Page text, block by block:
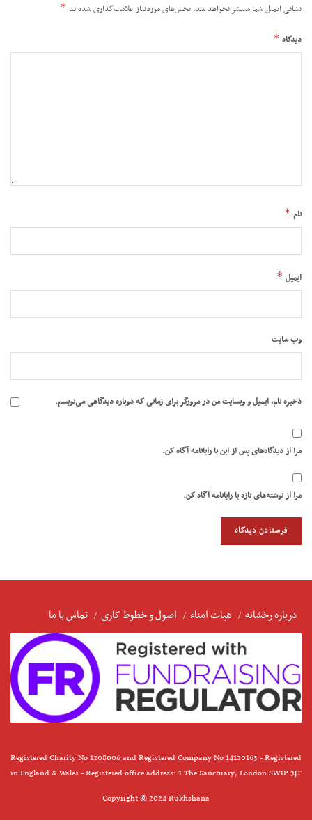
نشانی ایمیل شما منتشر نخواهد شد. بخش‌های موردنیاز علامت‌گذاری شده‌اند *
دیدگاه *
نام *
ایمیل *
وب‌ سایت
ذخیره نام، ایمیل و وبسایت من در مرورگر برای زمانی که دوباره دیدگاهی می‌نویسم.
مرا از دیدگاه‌های پس از این با رایانامه آگاه کن.
مرا از نوشته‌های تازه با رایانامه آگاه کن.
درباره رخشانه هیات امناء اصول و خطوط کاری تماس با ما
Registered Charity No 1208006 and Registered Company No 14120163 - Registered
in England & Wales - Registered office address: 1 The Sanctuary, London SW1P 3JT
Copyright © 2024 Rukhshana